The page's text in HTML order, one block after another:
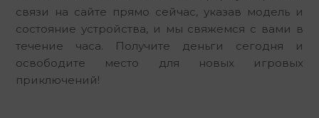
связи на сайте прямо сейчас, указав модель и
состояние устройства, и мы свяжемся с вами в
течение часа. Получите деньги сегодня и
освободите место для новых игровых
приключений!